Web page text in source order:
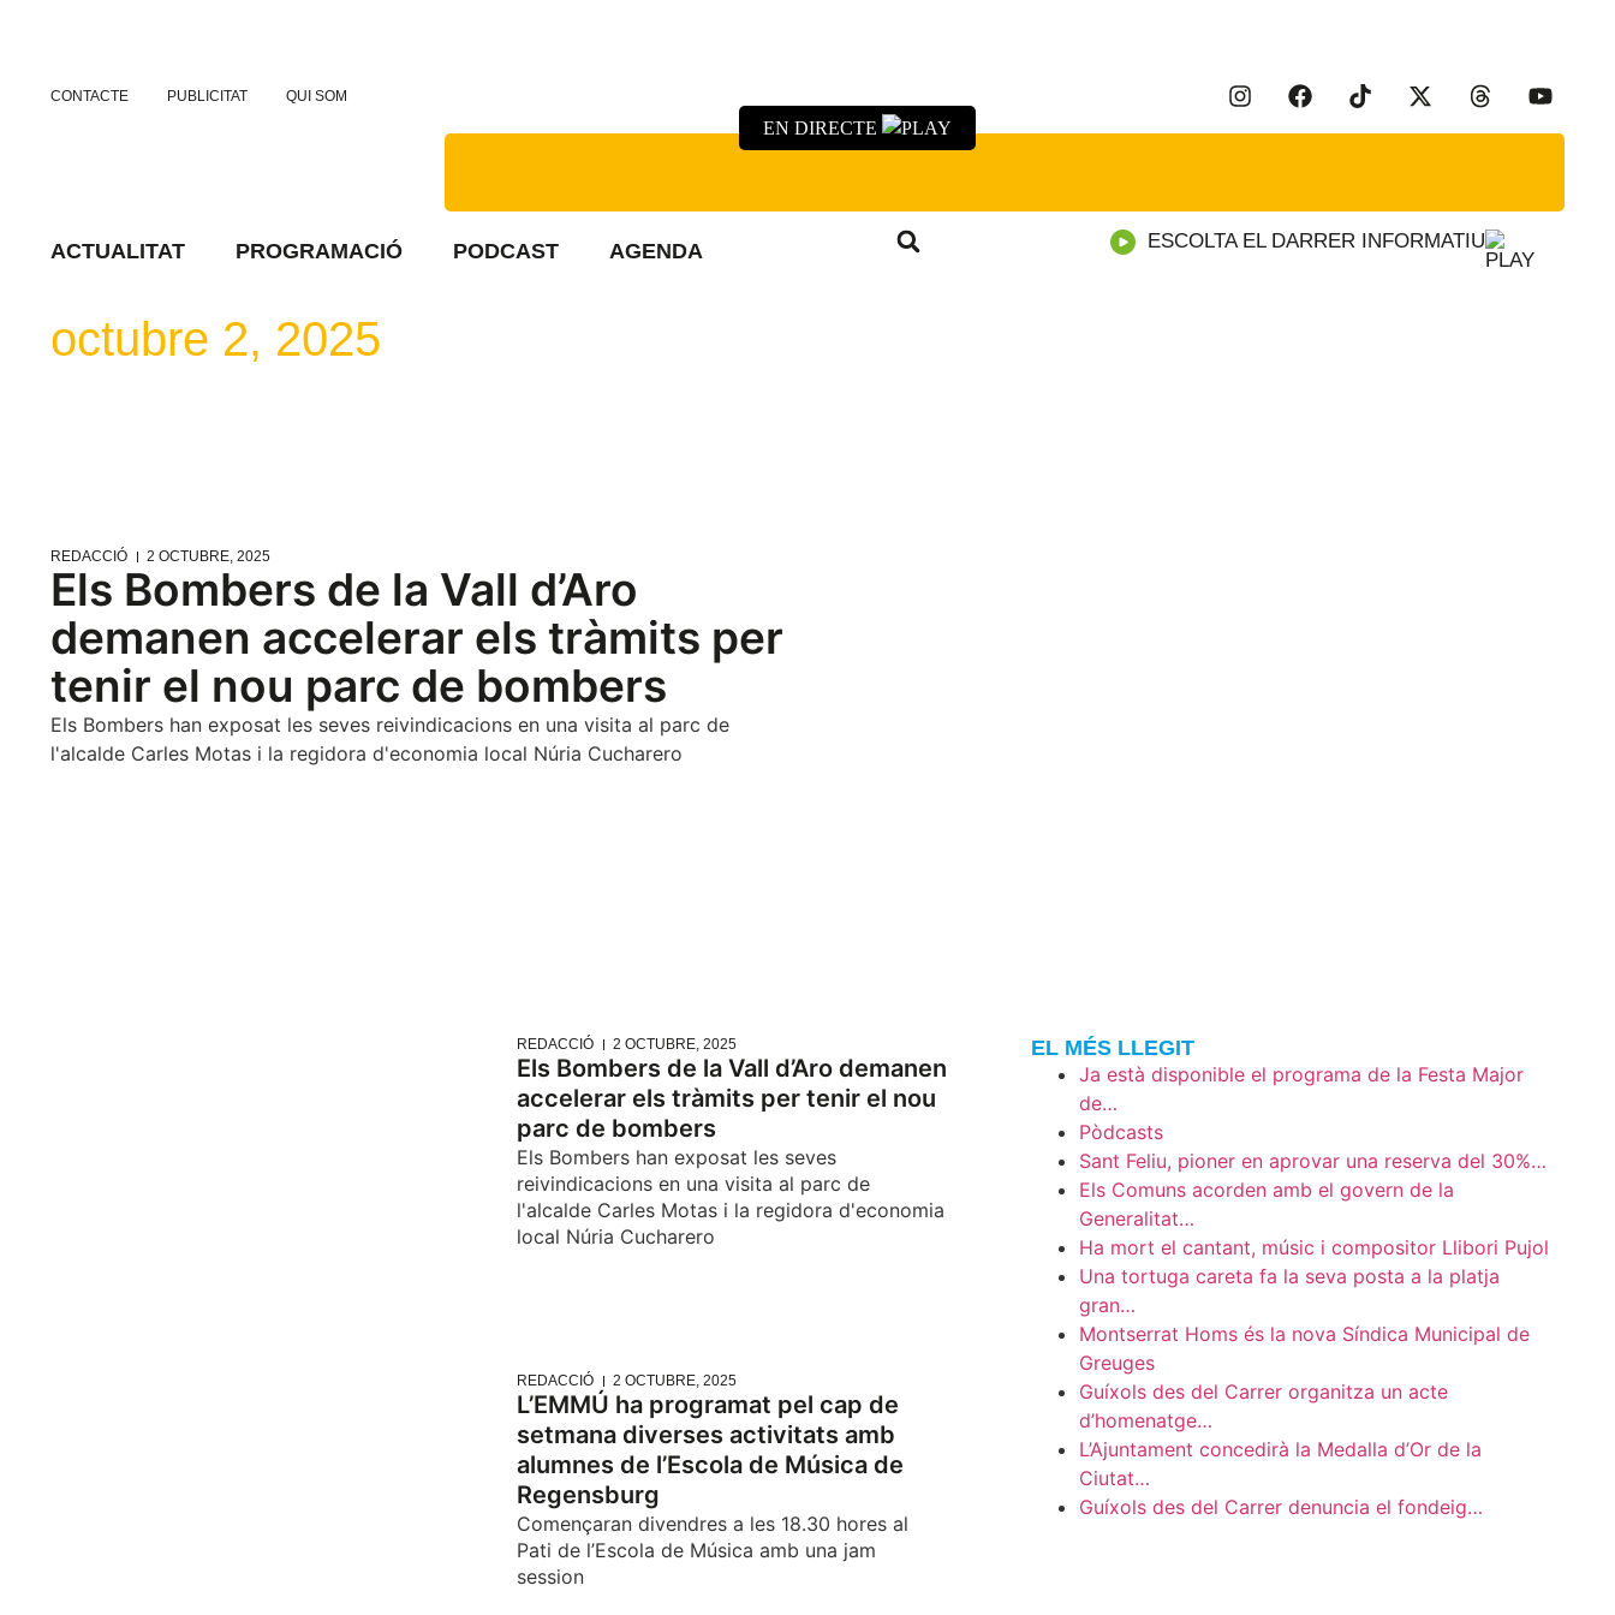
CONTACTE PUBLICITAT QUI SOM
EN DIRECTE
ACTUALITAT PROGRAMACIÓ PODCAST AGENDA ESCOLTA EL DARRER INFORMATIU
octubre 2, 2025
REDACCIÓ 2 OCTUBRE, 2025
Els Bombers de la Vall d’Aro
demanen accelerar els tràmits per
tenir el nou parc de bombers
Els Bombers han exposat les seves reivindicacions en una visita al parc de
l'alcalde Carles Motas i la regidora d'economia local Núria Cucharero
REDACCIÓ 2 OCTUBRE, 2025
Els Bombers de la Vall d’Aro demanen
accelerar els tràmits per tenir el nou
parc de bombers
Els Bombers han exposat les seves
reivindicacions en una visita al parc de
l'alcalde Carles Motas i la regidora d'economia
local Núria Cucharero
REDACCIÓ 2 OCTUBRE, 2025
L’EMMÚ ha programat pel cap de
setmana diverses activitats amb
alumnes de l’Escola de Música de
Regensburg
Començaran divendres a les 18.30 hores al
Pati de l’Escola de Música amb una jam
session
EL MÉS LLEGIT
Ja està disponible el programa de la Festa Major
de…
Pòdcasts
Sant Feliu, pioner en aprovar una reserva del 30%…
Els Comuns acorden amb el govern de la
Generalitat…
Ha mort el cantant, músic i compositor Llibori Pujol
Una tortuga careta fa la seva posta a la platja
gran…
Montserrat Homs és la nova Síndica Municipal de
Greuges
Guíxols des del Carrer organitza un acte
d’homenatge…
L’Ajuntament concedirà la Medalla d’Or de la
Ciutat…
Guíxols des del Carrer denuncia el fondeig…